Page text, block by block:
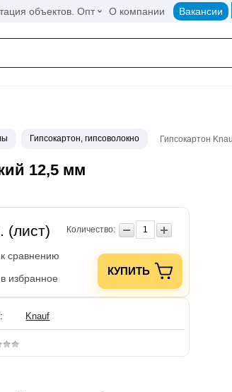
объектов. Опт О компании Вакансии
Гипсокартон, гипсоволокно Гипсокартон
12,5 мм
(лист) Количество:
сравнению
избранное
КУПИТЬ
Knauf